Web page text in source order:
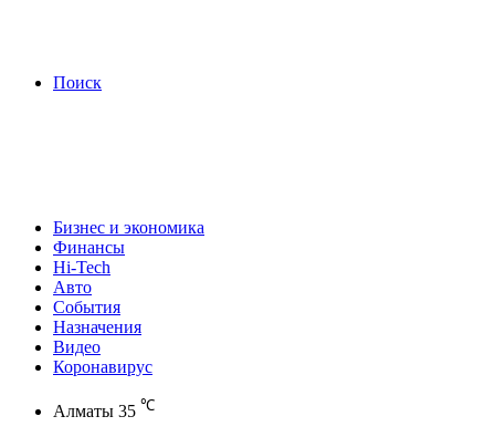
Поиск
Бизнес и экономика
Финансы
Hi-Tech
Авто
События
Назначения
Видео
Коронавирус
Алматы 35 ℃